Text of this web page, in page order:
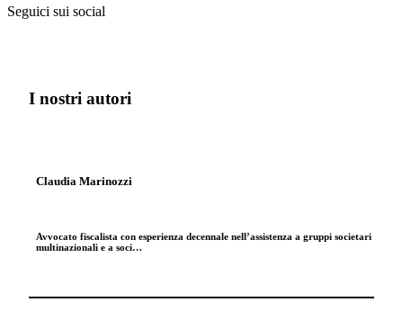
Seguici sui social
I nostri autori
Claudia Marinozzi
Avvocato fiscalista con esperienza decennale nell’assistenza a gruppi societari
multinazionali e a soci…